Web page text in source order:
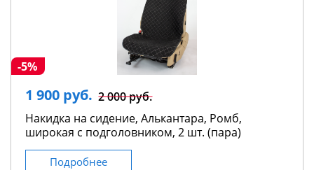
-5%
1 900 руб. 2 000 руб.
Накидка на сидение, Алькантара, Ромб,
широкая с подголовником, 2 шт. (пара)
Подробнее